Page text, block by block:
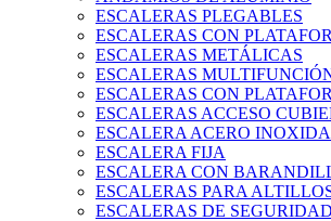
ESCALERAS PLEGABLES
ESCALERAS CON
ESCALERAS METÁLICAS
ESCALERAS
ESCALERAS CON
ESCALERAS ACCESO
ESCALERA ACERO
ESCALERA FIJA
ESCALERA CON
ESCALERAS PARA
ESCALERAS DE SEGURIDAD